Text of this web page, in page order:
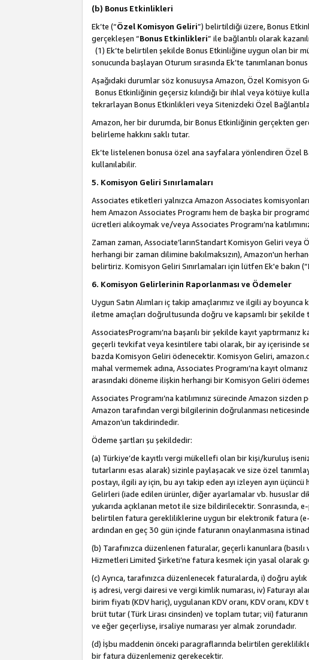
(b) Bonus Etkinlikleri
Ek’te (“Özel Komisyon Geliri”) belirtildiği üzere, Bonus
gerçekleşen “Bonus Etkinlikleri” ile bağlantılı olarak
(1) Ek’te belirtilen şekilde Bonus Etkinliğine uygun olan bir
sonucunda başlayan Oturum sırasında Ek’te tanımlanan
Aşağıdaki durumlar söz konusuysa Amazon, Özel Komisyon
Bonus Etkinliğinin geçersiz kılındığı bir ihlal veya kötüye
tekrarlayan Bonus Etkinlikleri veya Sitenizdeki Özel
Amazon, her bir durumda, bir Bonus Etkinliğinin gerçekten
belirleme hakkını saklı tutar.
Ek’te listelenen bonusa özel ana sayfalara yönlendiren Özel
kullanılabilir.
5. Komisyon Geliri Sınırlamaları
Associates etiketleri yalnızca Amazon Associates
hem Amazon Associates Programı hem de başka bir
ücretleri alıkoymak ve/veya Associates Programı’na
Zaman zaman, Associate’larınStandart Komisyon Geliri
herhangi bir zaman dilimine bakılmaksızın), Amazon'un
belirtiriz. Komisyon Geliri Sınırlamaları için lütfen Ek'e bakın (“
6. Komisyon Gelirlerinin Raporlanması ve Ödemeler
Uygun Satın Alımları iç takip amaçlarımız ve ilgili ay
iletme amaçları doğrultusunda doğru ve kapsamlı bir şekilde
AssociatesProgramı’na başarılı bir şekilde kayıt
geçerli tevkifat veya kesintilere tabi olarak, bir ay içerisinde
bazda Komisyon Geliri ödenecektir. Komisyon Geliri,
mahal vermemek adına, Associates Programı’na kayıt
arasındaki döneme ilişkin herhangi bir Komisyon Geliri
Associates Programı’na katılımınız sürecinde Amazon
Amazon tarafından vergi bilgilerinin doğrulanması
Amazon’un takdirindedir.
Ödeme şartları şu şekildedir:
(a) Türkiye’de kayıtlı vergi mükellefi olan bir kişi/kuruluş
tutarlarını esas alarak) sizinle paylaşacak ve size özel
postayı, ilgili ay için, bu ayı takip eden ayı izleyen ayın
Gelirleri (iade edilen ürünler, diğer ayarlamalar vb. hususlar
yukarıda açıklanan metot ile size bildirilecektir. Sonrasında,
belirtilen fatura gerekliliklerine uygun bir elektronik fatura (e-
ardından en geç 30 gün içinde faturanın onaylanmasına
(b) Tarafınızca düzenlenen faturalar, geçerli kanunlara
Hizmetleri Limited Şirketi’ne fatura kesmek için yasal olarak
(c) Ayrıca, tarafınızca düzenlenecek faturalarda, i) doğru
iş adresi, vergi dairesi ve vergi kimlik numarası, iv) Faturayı
birim fiyatı (KDV hariç), uygulanan KDV oranı, KDV oranı,
brüt tutar (Türk Lirası cinsinden) ve toplam tutar; vii)
ve eğer geçerliyse, irsaliye numarası yer almak zorundadır.
(d) İşbu maddenin önceki paragraflarında belirtilen
bir fatura düzenlemeniz gerekecektir.